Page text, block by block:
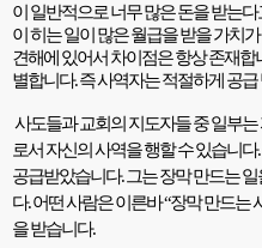
이 일반적으로 너무 많은 돈을 받는
이 히는 일이 많은 월급을 받을 가치
견해에 있어서 차이점은 항상 존재합
별합니다.즉 사역자는 적절하게 공
사도들과 교회의 지도자들 중 일부
로서 자신의 사역을 행할 수 있습니다.
공급받았습니다.그는 장막 만드는
다.어떤 사람은 이른바“장막 만드는
을 받습니다.